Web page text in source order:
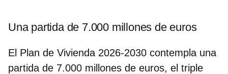
Una partida de 7.000 millones de euros
El Plan de Vivienda 2026-2030 contempla una
partida de 7.000 millones de euros, el triple